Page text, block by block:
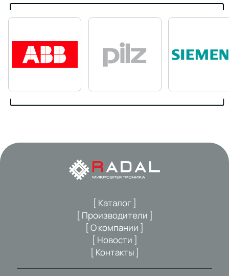
[ Каталог ]
[ Производители ]
[ О компании ]
[ Новости ]
[ Контакты ]